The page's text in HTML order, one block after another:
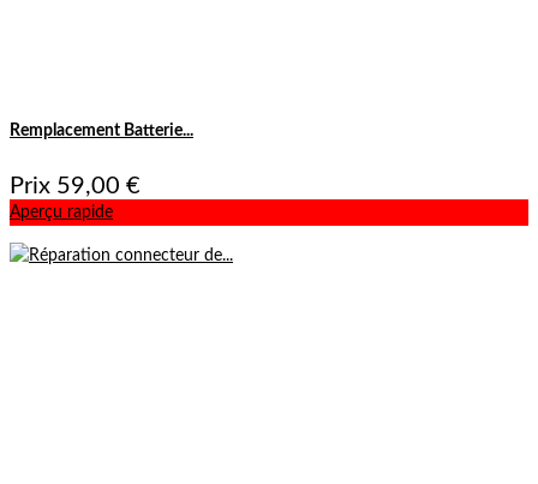
Remplacement Batterie...
Prix 59,00 €
Aperçu rapide